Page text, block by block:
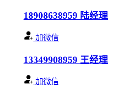
18908638959 陆经理
加微信
13349908959 王经理
加微信